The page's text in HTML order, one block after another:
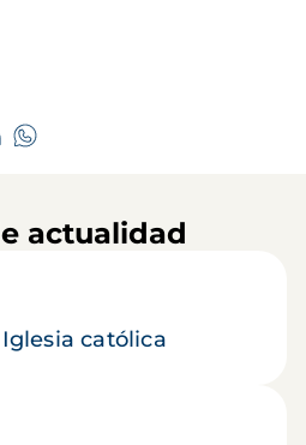
actualidad
católica